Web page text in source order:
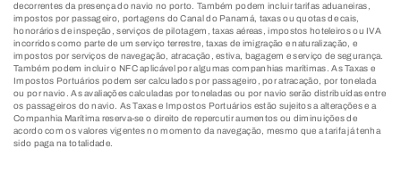
decorrentes da presença do navio no porto. Também podem incluir tarifas aduaneiras,
impostos por passageiro, portagens do Canal do Panamá, taxas ou quotas de cais,
honorários de inspeção, serviços de pilotagem, taxas aéreas, impostos hoteleiros ou IVA
incorridos como parte de um serviço terrestre, taxas de imigração e naturalização, e
impostos por serviços de navegação, atracação, estiva, bagagem e serviço de segurança.
Também podem incluir o NFC aplicável por algumas companhias marítimas. As Taxas e
Impostos Portuários podem ser calculados por passageiro, por atracação, por tonelada
ou por navio. As avaliações calculadas por toneladas ou por navio serão distribuídas entre
os passageiros do navio. As Taxas e Impostos Portuários estão sujeitos a alterações e a
Companhia Marítima reserva-se o direito de repercutir aumentos ou diminuições de
acordo com os valores vigentes no momento da navegação, mesmo que a tarifa já tenha
sido paga na totalidade.